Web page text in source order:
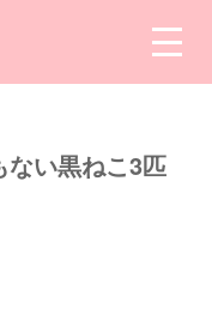
い黒ねこ3匹